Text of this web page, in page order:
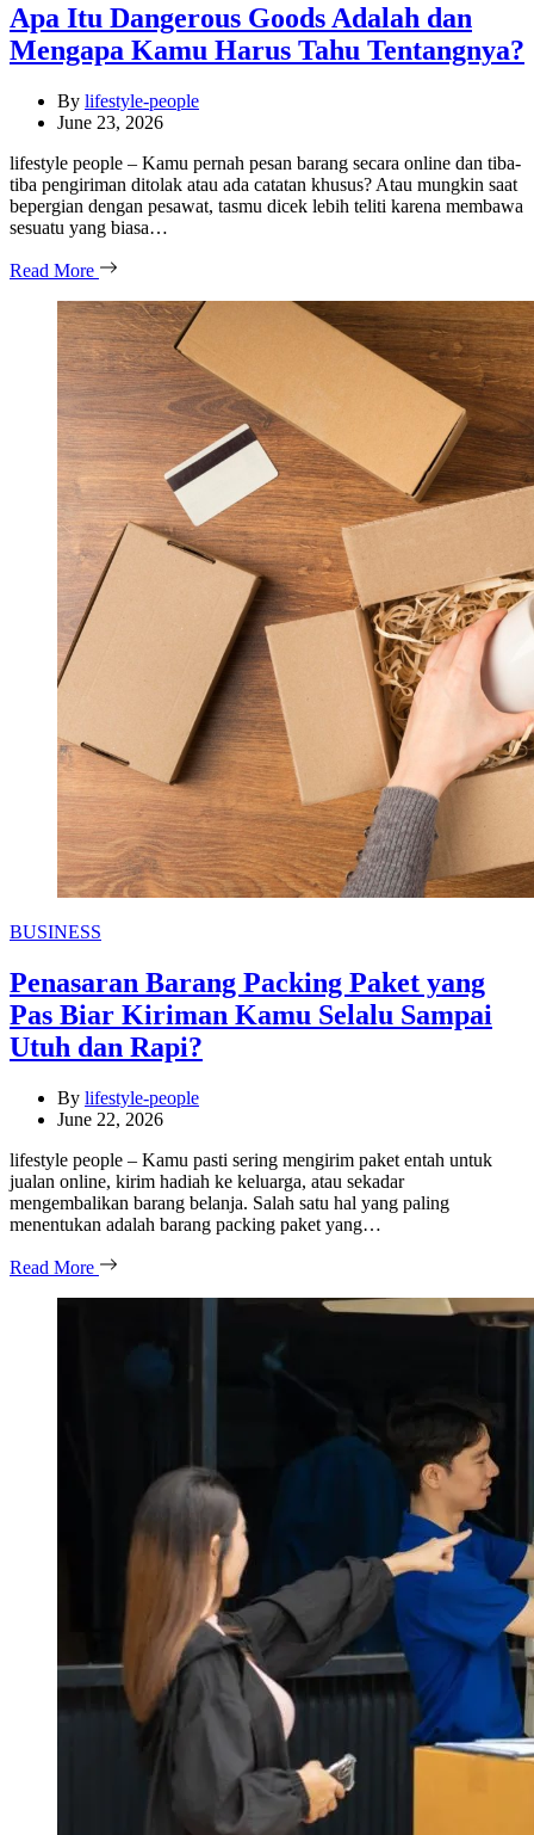
Apa Itu Dangerous Goods Adalah dan
Mengapa Kamu Harus Tahu Tentangnya?
By lifestyle-people
June 23, 2026
lifestyle people – Kamu pernah pesan barang secara online dan tiba-
tiba pengiriman ditolak atau ada catatan khusus? Atau mungkin saat
bepergian dengan pesawat, tasmu dicek lebih teliti karena membawa
sesuatu yang biasa…
Read More
Categories
BUSINESS
Penasaran Barang Packing Paket yang
Pas Biar Kiriman Kamu Selalu Sampai
Utuh dan Rapi?
By lifestyle-people
June 22, 2026
lifestyle people – Kamu pasti sering mengirim paket entah untuk
jualan online, kirim hadiah ke keluarga, atau sekadar
mengembalikan barang belanja. Salah satu hal yang paling
menentukan adalah barang packing paket yang…
Read More